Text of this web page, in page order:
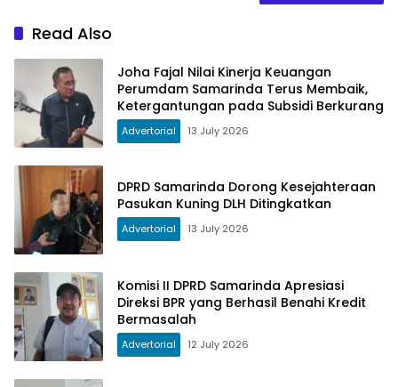
Read Also
Joha Fajal Nilai Kinerja Keuangan
Perumdam Samarinda Terus Membaik,
Ketergantungan pada Subsidi Berkurang
Advertorial 13 July 2026
DPRD Samarinda Dorong Kesejahteraan
Pasukan Kuning DLH Ditingkatkan
Advertorial 13 July 2026
Komisi II DPRD Samarinda Apresiasi
Direksi BPR yang Berhasil Benahi Kredit
Bermasalah
Advertorial 12 July 2026